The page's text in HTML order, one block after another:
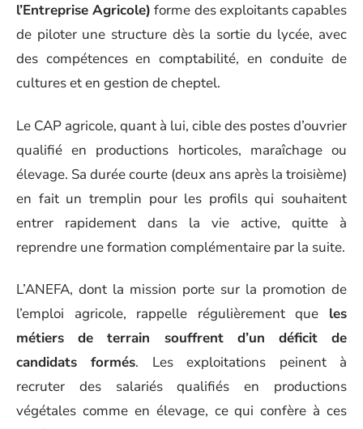
l’Entreprise Agricole) forme des exploitants capables
de piloter une structure dès la sortie du lycée, avec
des compétences en comptabilité, en conduite de
cultures et en gestion de cheptel.
Le CAP agricole, quant à lui, cible des postes d’ouvrier
qualifié en productions horticoles, maraîchage ou
élevage. Sa durée courte (deux ans après la troisième)
en fait un tremplin pour les profils qui souhaitent
entrer rapidement dans la vie active, quitte à
reprendre une formation complémentaire par la suite.
L’ANEFA, dont la mission porte sur la promotion de
l’emploi agricole, rappelle régulièrement que les
métiers de terrain souffrent d’un déficit de
candidats formés. Les exploitations peinent à
recruter des salariés qualifiés en productions
végétales comme en élevage, ce qui confère à ces